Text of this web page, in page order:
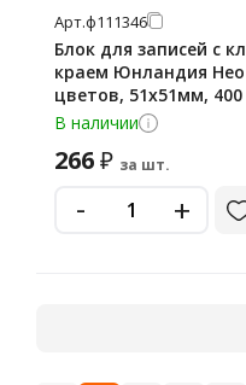
Арт.ф111346
Блок для записей с
краем Юнландия
цветов, 51х51мм,
В наличии
266₽ за шт.
- +